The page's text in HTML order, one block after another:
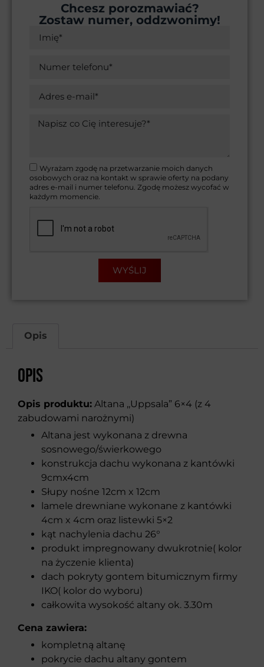
Chcesz porozmawiać?
Zostaw numer, oddzwonimy!
Wyrażam zgodę na przetwarzanie moich danych
osobowych oraz na kontakt w sprawie oferty na podany
adres e-mail i numer telefonu. Zgodę możesz wycofać w
każdym momencie.
WYŚLIJ
Opis
Opis
Opis produktu: Altana ,,Uppsala” 6×4 (z 4
zabudowami narożnymi)
Altana jest wykonana z drewna
sosnowego/świerkowego
konstrukcja dachu wykonana z kantówki
9cmx4cm
Słupy nośne 12cm x 12cm
lamele drewniane wykonane z kantówki
4cm x 4cm oraz listewki 5×2
kąt nachylenia dachu 26°
produkt impregnowany dwukrotnie( kolor
na życzenie klienta)
dach pokryty gontem bitumicznym firmy
IKO( kolor do wyboru)
całkowita wysokość altany ok. 3.30m
Cena zawiera:
kompletną altanę
pokrycie dachu altany gontem